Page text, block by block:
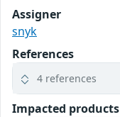
Assigner
snyk
References
4 references
Impacted products